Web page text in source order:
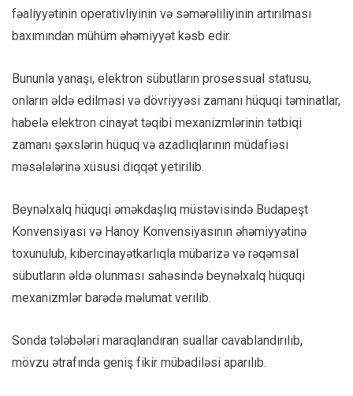
fəaliyyətinin operativliyinin və səmərəliliyinin artırılması
baxımından mühüm əhəmiyyət kəsb edir.
Bununla yanaşı, elektron sübutların prosessual statusu,
onların əldə edilməsi və dövriyyəsi zamanı hüquqi təminatlar,
habelə elektron cinayət təqibi mexanizmlərinin tətbiqi
zamanı şəxslərin hüquq və azadlıqlarının müdafiəsi
məsələlərinə xüsusi diqqət yetirilib.
Beynəlxalq hüquqi əməkdaşlıq müstəvisində Budapeşt
Konvensiyası və Hanoy Konvensiyasının əhəmiyyətinə
toxunulub, kibercinayətkarlıqla mübarizə və rəqəmsal
sübutların əldə olunması sahəsində beynəlxalq hüquqi
mexanizmlər barədə məlumat verilib.
Sonda tələbələri maraqlandıran suallar cavablandırılıb,
mövzu ətrafında geniş fikir mübadiləsi aparılıb.